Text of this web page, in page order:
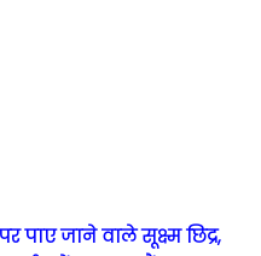
पाए जाने वाले सूक्ष्म छिद्र,